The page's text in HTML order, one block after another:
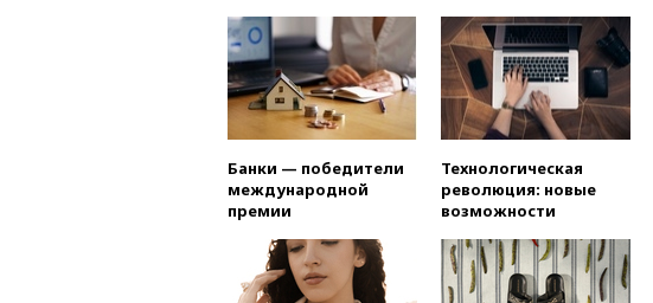
Банки — победители
международной
премии
Технологическая
революция: новые
возможности